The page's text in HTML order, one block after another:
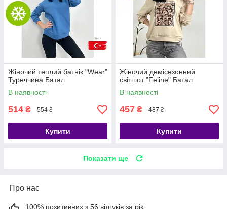
Жіночий теплий батнік "Wear"
Туреччина Батал
В наявності
514 ₴ 554 ₴
Купити
Жіночий демісезонний
світшот "Feline" Батал
В наявності
457 ₴ 487 ₴
Купити
Показати ще
Про нас
100% позитивних з 56 відгуків за рік